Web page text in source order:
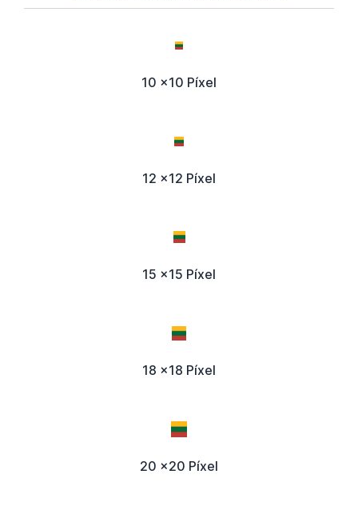
10 x10 Píxel
12 x12 Píxel
15 x15 Píxel
18 x18 Píxel
20 x20 Píxel